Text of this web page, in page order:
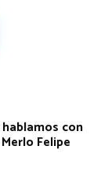
con
Felipe